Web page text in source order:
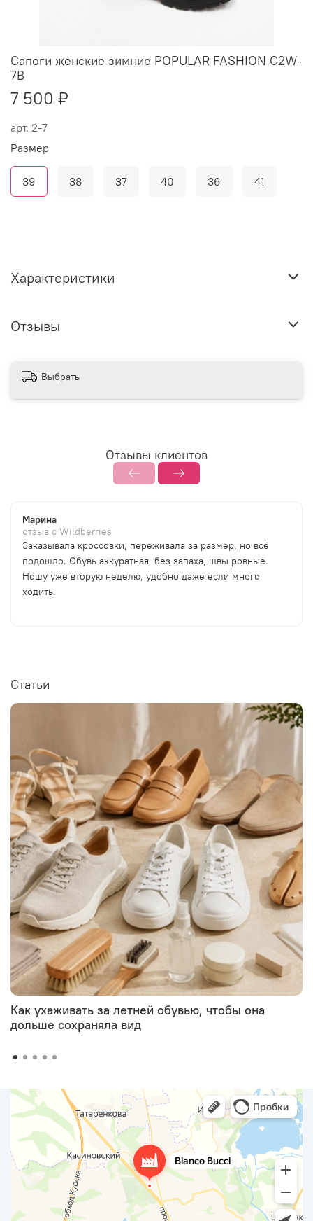
арт. 2-7
Сапоги женские зимние POPULAR FASHION C2W-
7B
7 500 ₽
Размер
39 38 37 40 36 41
Характеристики
Отзывы
Выбрать
Отзывы клиентов
Марина
отзыв с Wildberries
Заказывала кроссовки, переживала за размер, но всё
подошло. Обувь аккуратная, без запаха, швы ровные.
Ношу уже вторую неделю, удобно даже если много
ходить.
Статьи
Как ухаживать за летней обувью, чтобы она
дольше сохраняла вид